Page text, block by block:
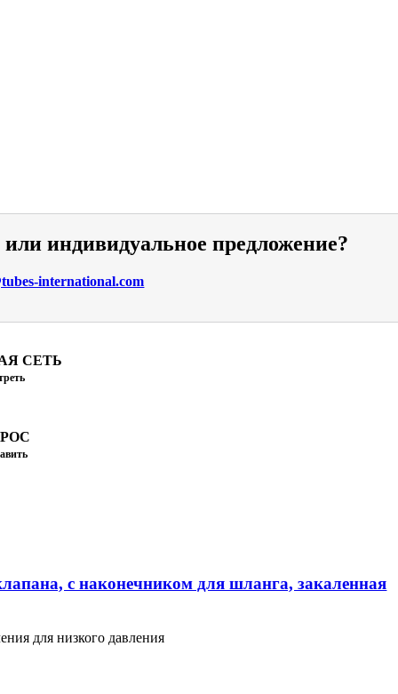
индивидуальное предложение?
international.com
СЕТЬ
с наконечником для шланга, закаленная
для низкого давления